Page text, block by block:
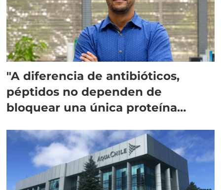
"A diferencia de antibióticos,
péptidos no dependen de
bloquear una única proteína